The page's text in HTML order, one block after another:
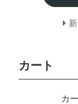
カート
カ